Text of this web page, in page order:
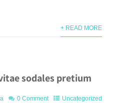
+ READ MORE
sodales pretium
0 Comment Uncategorized